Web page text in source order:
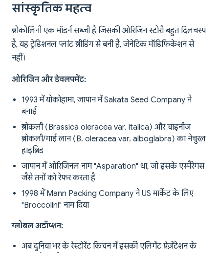
सांस्कृतिक महत्व
ब्रोकोलिनी एक मॉडर्न सब्जी है जिसकी ओरिजिन स्टोरी बहुत दिलचस्प
है, यह ट्रेडिशनल प्लांट ब्रीडिंग से बनी है, जेनेटिक मॉडिफिकेशन से
नहीं।
ओरिजिन और डेवलपमेंट:
1993 में योकोहामा, जापान में Sakata Seed Company ने
बनाई
ब्रोकली (Brassica oleracea var. italica) और चाइनीज
ब्रोकली/गाई लान (B. oleracea var. alboglabra) का नेचुरल
हाइब्रिड
जापान में ओरिजिनल नाम "Asparation" था, जो इसके एस्पैरेगस
जैसे तनों को रेफर करता है
1998 में Mann Packing Company ने US मार्केट के लिए
"Broccolini" नाम दिया
ग्लोबल अडॉप्शन:
अब दुनिया भर के रेस्टोरेंट किचन में इसकी एलिगेंट प्रेज़ेंटेशन के